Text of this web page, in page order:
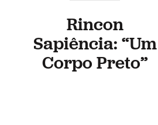
Rincon
Sapiência: “Um
Corpo Preto”